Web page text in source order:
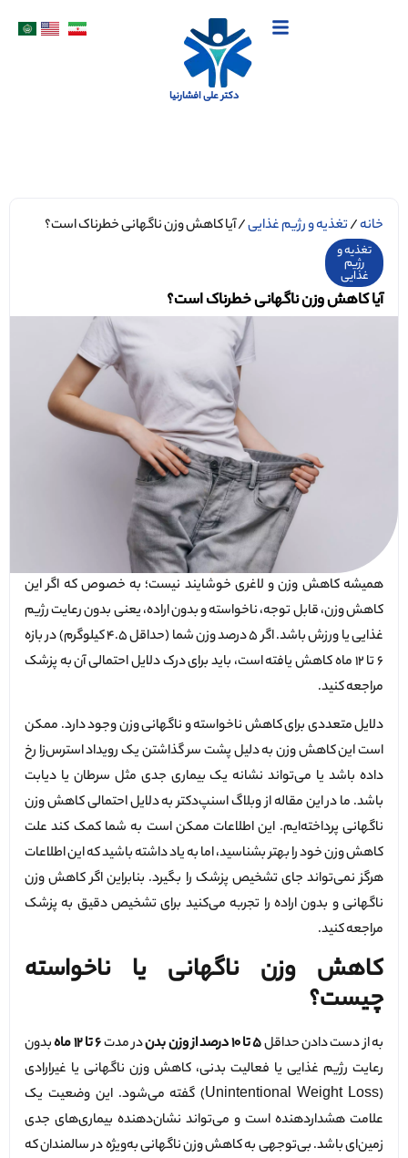
دکتر علی افشارنیا
خانه/تغذیه و رژیم غذایی/ آیا کاهش وزن ناگهانی خطرناک است؟
تغذیه و
رژیم
غذایی
آیا کاهش وزن ناگهانی خطرناک است؟
همیشه کاهش وزن و لاغری خوشایند نیست؛ به خصوص که اگر این
کاهش وزن، قابل توجه، ناخواسته و بدون اراده، یعنی بدون رعایت رژیم
غذایی یا ورزش باشد. اگر ۵ درصد وزن شما (حداقل ۴.۵ کیلوگرم) در بازه
۶ تا ۱۲ ماه کاهش یافته است، باید برای درک دلایل احتمالی آن به پزشک
مراجعه کنید.
دلایل متعددی برای کاهش ناخواسته و ناگهانی وزن وجود دارد. ممکن
است این کاهش وزن به دلیل پشت سر گذاشتن یک رویداد استرس‌زا رخ
داده باشد یا می‌تواند نشانه یک بیماری جدی مثل سرطان یا دیابت
باشد. ما در این مقاله از وبلاگ اسنپ‌دکتر به دلایل احتمالی کاهش وزن
ناگهانی پرداخته‌ایم. این اطلاعات ممکن است به شما کمک کند علت
کاهش وزن خود را بهتر بشناسید، اما به یاد داشته باشید که این اطلاعات
هرگز نمی‌تواند جای تشخیص پزشک را بگیرد. بنابراین اگر کاهش وزن
ناگهانی و بدون اراده را تجربه می‌کنید برای تشخیص دقیق به پزشک
مراجعه کنید.
کاهش وزن ناگهانی یا ناخواسته
چیست؟
به از دست دادن حداقل۵ تا ۱۰ درصد از وزن بدن در مدت۶ تا ۱۲ ماه
بدون
رعایت رژیم غذایی یا فعالیت بدنی، کاهش وزن ناگهانی یا غیرارادی
(Unintentional Weight Loss) گفته می‌شود. این وضعیت یک
علامت هشداردهنده است و می‌تواند نشان‌دهنده بیماری‌های جدی
زمین‌ای باشد. بی‌توجهی به کاهش وزن ناگهانی به‌ویژه در سالمندان که